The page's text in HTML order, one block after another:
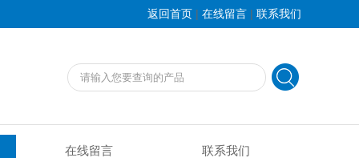
返回首页 | 在线留言 | 联系我们
在线留言 联系我们